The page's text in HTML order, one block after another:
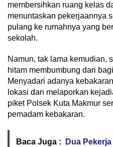
membersihkan ruang kelas
menuntaskan pekerjaannya
pulang ke rumahnya yang
sekolah.
Namun, tak lama kemudian,
hitam membumbung dari
Menyadari adanya
lokasi dan melaporkan
piket Polsek Kuta Makmur
pemadam kebakaran.
Baca Juga :
Dua